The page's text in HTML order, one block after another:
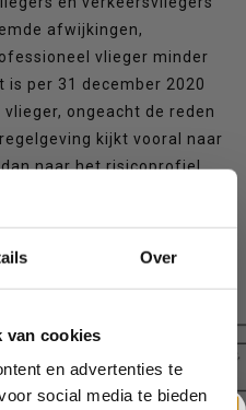
Over
van cookies
en advertenties te
social media te bieden
afwijkingen,
vlieger minder
is per 31 december 2020
ongeacht de reden
kijkt vooral naar
naar het risicoprofiel
Hoe zwaarder de
hoe meer eisen de regels